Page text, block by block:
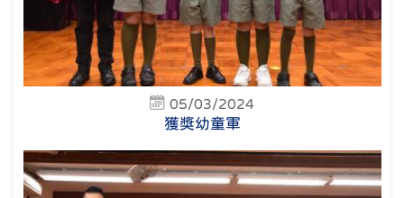
05/03/2024
獲獎幼童軍